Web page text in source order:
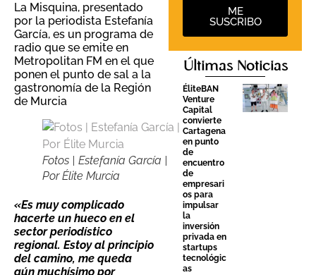
La Misquina, presentado
por la periodista Estefanía
García, es un programa de
radio que se emite en
Metropolitan FM en el que
ponen el punto de sal a la
gastronomía de la Región
de Murcia
Fotos | Estefanía García |
Por Élite Murcia
«Es muy complicado
hacerte un hueco en el
sector periodístico
regional. Estoy al principio
del camino, me queda
aún muchísimo por
ME
SUSCRIBO
Últimas Noticias
ÉliteBAN
Venture
Capital
convierte
Cartagena
en punto
de
encuentro
de
empresari
os para
impulsar
la
inversión
privada en
startups
tecnológic
as